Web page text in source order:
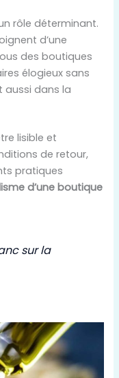
rôle déterminant.
d’une
des boutiques
élogieux sans
aussi dans la
lisible et
de retour,
pratiques
d’une boutique
sur la